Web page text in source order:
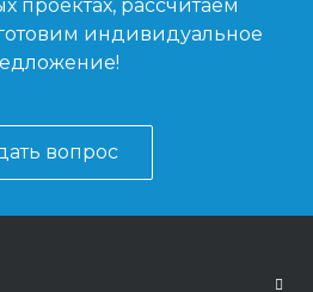
проектах, рассчитаем
индивидуальное
вопрос